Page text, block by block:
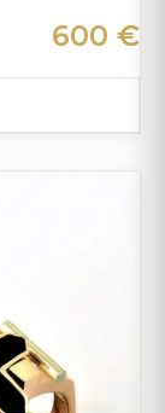
600 €